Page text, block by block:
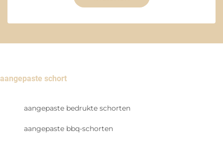
aangepaste schort
aangepaste bedrukte schorten
aangepaste bbq-schorten